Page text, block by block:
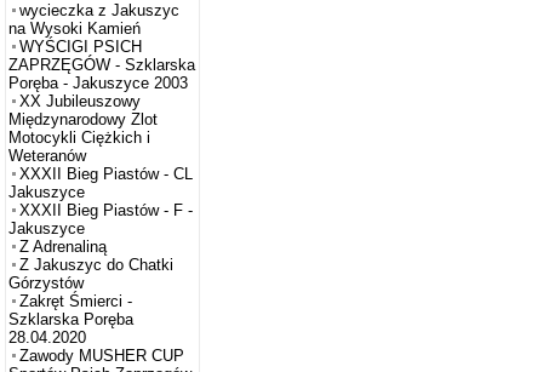
wycieczka z Jakuszyc
na Wysoki Kamień
WYŚCIGI PSICH
ZAPRZĘGÓW - Szklarska
Poręba - Jakuszyce 2003
XX Jubileuszowy
Międzynarodowy Zlot
Motocykli Ciężkich i
Weteranów
XXXII Bieg Piastów - CL
Jakuszyce
XXXII Bieg Piastów - F -
Jakuszyce
Z Adrenaliną
Z Jakuszyc do Chatki
Górzystów
Zakręt Śmierci -
Szklarska Poręba
28.04.2020
Zawody MUSHER CUP